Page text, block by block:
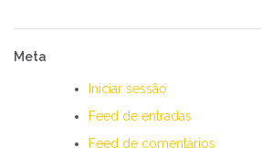
Meta
Iniciar sessão
Feed de entradas
Feed de comentários